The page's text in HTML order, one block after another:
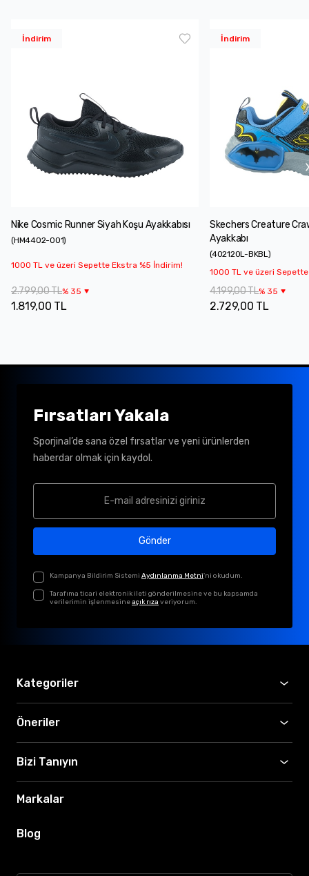
İndirim
Nike Cosmic Runner Siyah Koşu Ayakkabısı
(HM4402-001)
1000 TL ve üzeri Sepette Ekstra %5 İndirim!
2.799,00 TL% 35
1.819,00 TL
İndirim
Skechers Creature
Ayakkabı
(402120L-BKBL)
1000 TL ve üzeri
4.199,00 TL% 35
2.729,00 TL
Fırsatları Yakala
Sporjinal’de sana özel fırsatlar ve yeni ürünlerden
haberdar olmak için kaydol.
Gönder
Kampanya Bildirim Sistemi Aydınlanma Metni'ni okudum.
Tarafıma ticari elektronik ileti gönderilmesine ve bu kapsamda
verilerimin işlenmesineaçık rıza veriyorum.
Kategoriler
Öneriler
Bizi Tanıyın
Markalar
Blog